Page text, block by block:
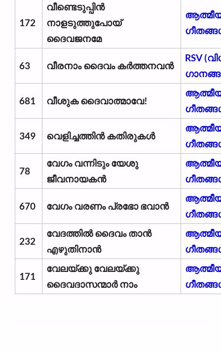
172
വീണ്ടെടുപ്പിൻ
നാളടുത്തുപോയ്
ദൈവജനമേ
63 വീരനാം ദൈവം കര്‍ത്തനവന്‍
RSV
681 വീശുക ദൈവാത്മാവേ!
349 വെളിച്ചത്തിൻ കതിരുകൾ
78
വേഗം വന്നിടും യേശു
ജീവനായകൻ
670 വേഗം വരണം പ്രഭോ ഭവാൻ
232
വേദത്തിൽ ദൈവം താൻ
എഴുതിനാൻ
171
വേലയ്ക്കു വേലയ്ക്കു
ദൈവദാസന്മാർ നാം